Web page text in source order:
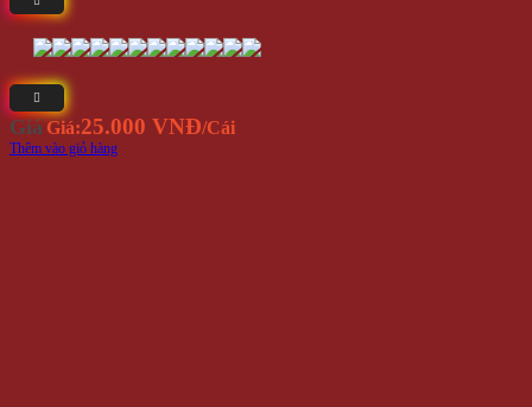
Giá Giá:25.000 VNĐ/Cái
Thêm vào giỏ hàng